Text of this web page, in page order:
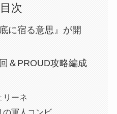
目次
に宿る意思』が開
＆PROUD攻略編成
リーネ
の軍人コンビ